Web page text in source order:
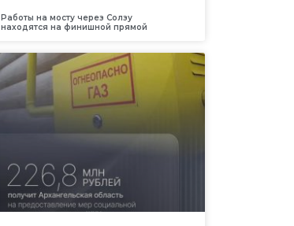
Работы на мосту через Солзу
находятся на финишной прямой